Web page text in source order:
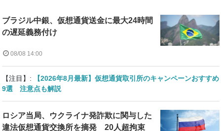
ブラジル中銀、仮想通貨送金に最大24時間
の遅延義務付け
08/08 14:00
【注目】:
【2026年8月最新】仮想通貨取引所のキャンペーンおすすめ
9選 注意点も解説
ロシア当局、ウクライナ発詐欺に関与した
違法仮想通貨交換所を摘発 20人超拘束